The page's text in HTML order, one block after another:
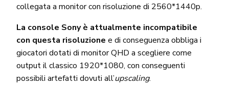
collegata a monitor con risoluzione di 2560*1440p.
La console Sony è attualmente incompatibile
con questa risoluzione e di conseguenza obbliga i
giocatori dotati di monitor QHD a scegliere come
output il classico 1920*1080, con conseguenti
possibili artefatti dovuti all’upscaling.